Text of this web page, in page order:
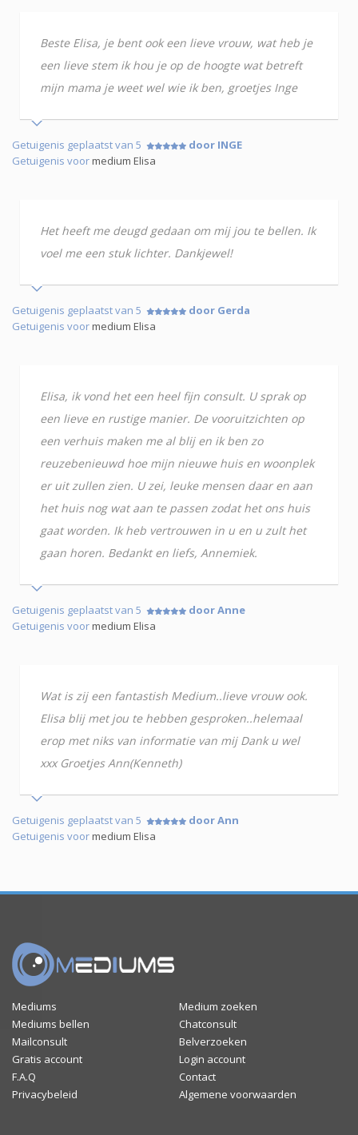
Beste Elisa, je bent ook een lieve vrouw, wat heb je
een lieve stem ik hou je op de hoogte wat betreft
mijn mama je weet wel wie ik ben, groetjes Inge
Getuigenis geplaatst van 5
door INGE
Getuigenis voormedium Elisa
Het heeft me deugd gedaan om mij jou te bellen. Ik
voel me een stuk lichter. Dankjewel!
Getuigenis geplaatst van 5
door Gerda
Getuigenis voormedium Elisa
Elisa, ik vond het een heel fijn consult. U sprak op
een lieve en rustige manier. De vooruitzichten op
een verhuis maken me al blij en ik ben zo
reuzebenieuwd hoe mijn nieuwe huis en woonplek
er uit zullen zien. U zei, leuke mensen daar en aan
het huis nog wat aan te passen zodat het ons huis
gaat worden. Ik heb vertrouwen in u en u zult het
gaan horen. Bedankt en liefs, Annemiek.
Getuigenis geplaatst van 5
door Anne
Getuigenis voormedium Elisa
Wat is zij een fantastish Medium..lieve vrouw ook.
Elisa blij met jou te hebben gesproken..helemaal
erop met niks van informatie van mij Dank u wel
xxx Groetjes Ann(Kenneth)
Getuigenis geplaatst van 5
door Ann
Getuigenis voormedium Elisa
Mediums
Medium zoeken
Mediums bellen
Chatconsult
Mailconsult
Belverzoeken
Gratis account
Login account
F.A.Q
Contact
Privacybeleid
Algemene voorwaarden